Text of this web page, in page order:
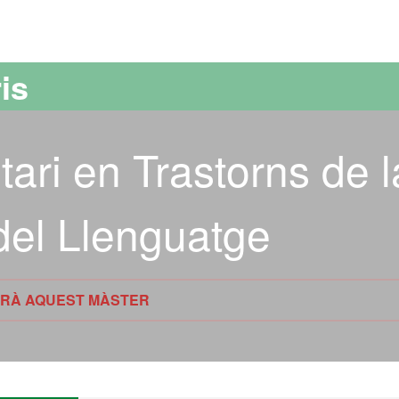
en Trastorns de
Llenguatge
AQUEST MÀSTER